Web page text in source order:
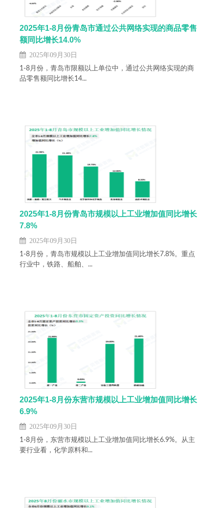
2025年1-8月份青岛市通过公共网络实现的商品零售
额同比增长14.0%
2025年09月30日
1-8月份，青岛市限额以上单位中，通过公共网络实现的商
品零售额同比增长14...
2025年1-8月份青岛市规模以上工业增加值同比增长
7.8%
2025年09月30日
1-8月份，青岛市规模以上工业增加值同比增长7.8%。重点
行业中，铁路、船舶、...
2025年1-8月份东营市规模以上工业增加值同比增长
6.9%
2025年09月30日
1-8月份，东营市规模以上工业增加值同比增长6.9%。从主
要行业看，化学原料和...